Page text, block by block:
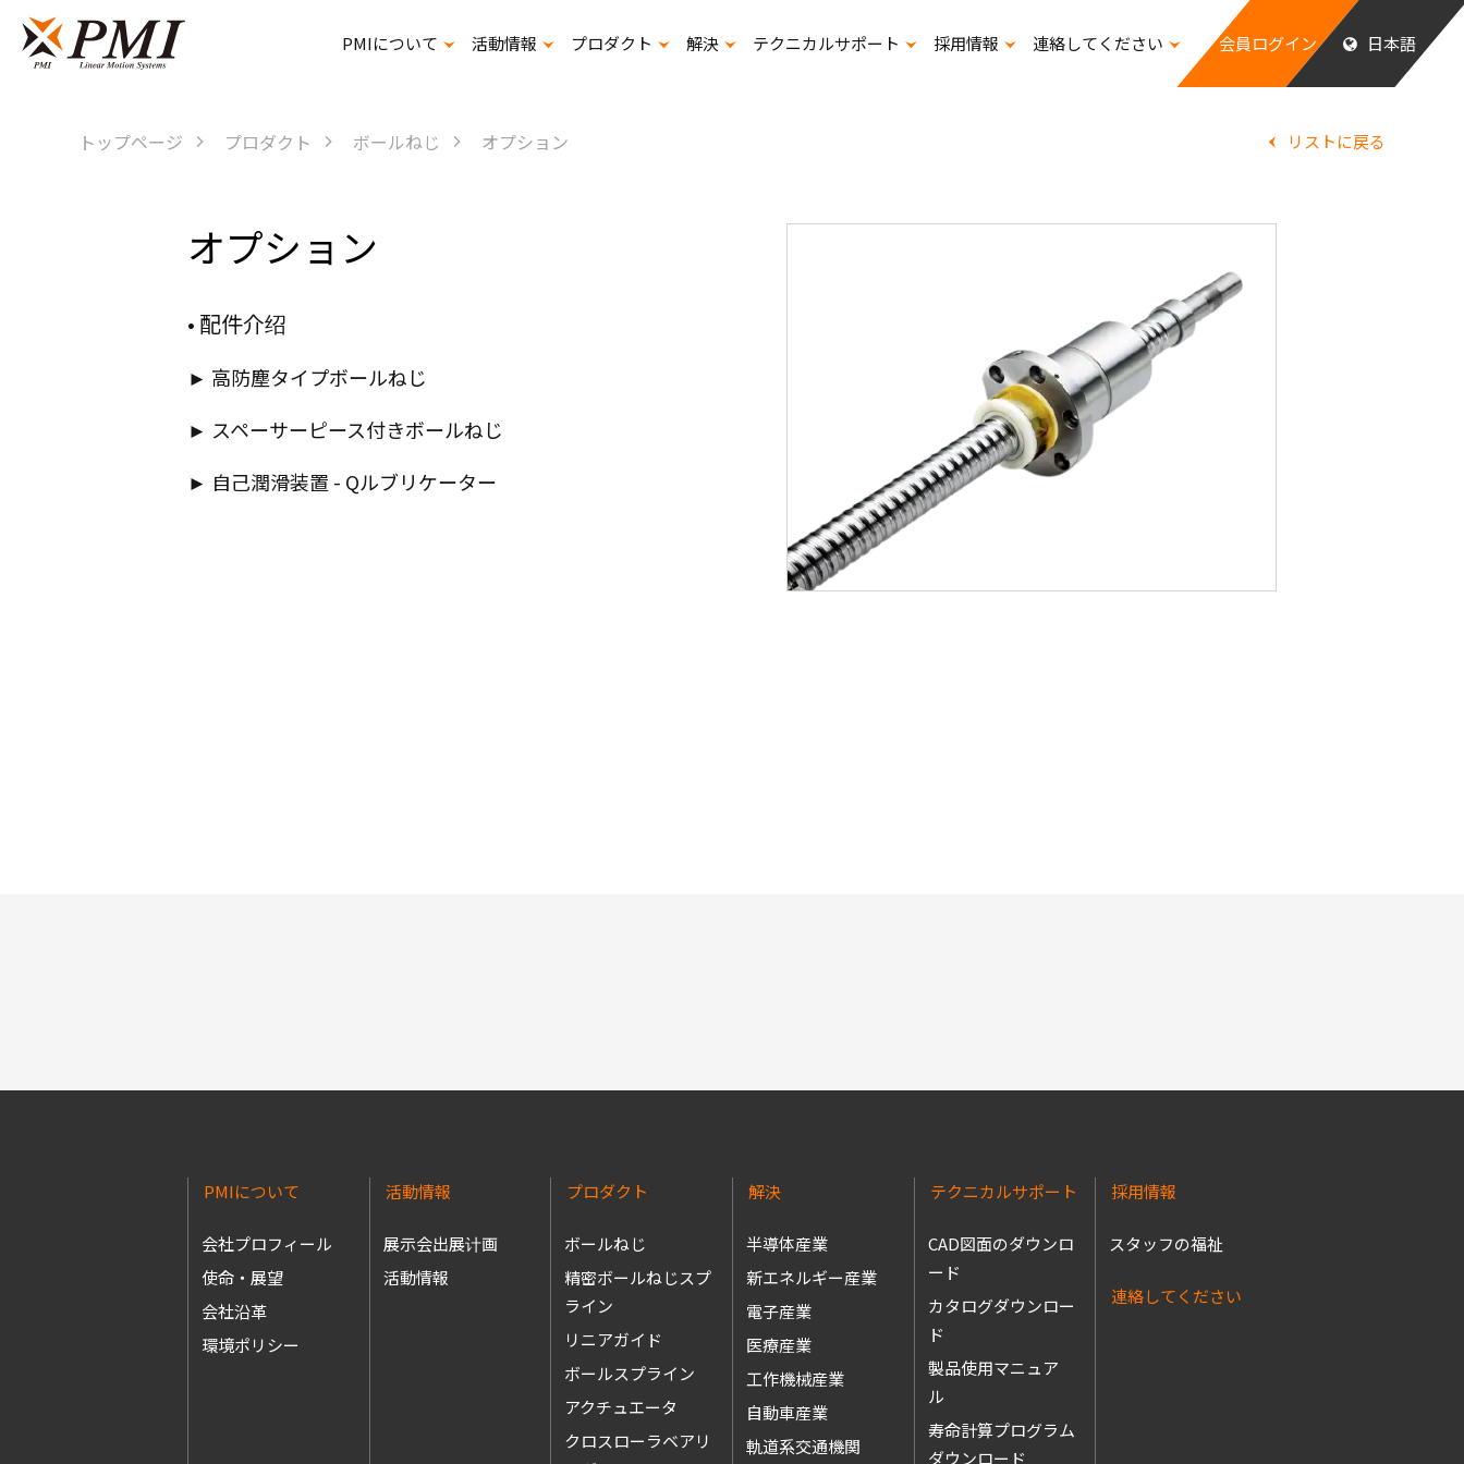
PMIについて 活動情報 プロダクト 解決 テクニカルサポート 採用情報 連絡してください 会員ログイン 日本語
トップページ プロダクト ボールねじ オプション リストに戻る
オプション
• 配件介绍
► 高防塵タイプボールねじ
► スペーサーピース付きボールねじ
► 自己潤滑装置 - Qルブリケーター
PMIについて
会社プロフィール
使命・展望
会社沿革
環境ポリシー
活動情報
展示会出展计画
活動情報
プロダクト
ボールねじ
精密ボールねじスプ
ライン
リニアガイド
ボールスプライン
アクチュエータ
クロスローラベアリ
解決
半導体産業
新エネルギー産業
電子産業
医療産業
工作機械産業
自動車産業
軌道系交通機関
テクニカルサポート
CAD図面のダウンロ
ード
カタログダウンロー
ド
製品使用マニュア
ル
寿命計算プログラム
ダウンロード
採用情報
スタッフの福祉
連絡してください